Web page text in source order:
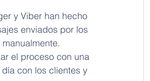
y Viber han hecho
enviados por los
el proceso con una
con los clientes y